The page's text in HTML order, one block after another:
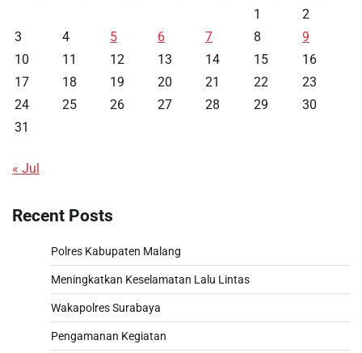
1
2
3
4 5 6 7 8
9
10
11 12 13 14 15
16
17
18 19 20 21 22
23
24
25 26 27 28 29
30
31
« Jul
Recent Posts
Polres Kabupaten Malang
Meningkatkan Keselamatan Lalu Lintas
Wakapolres Surabaya
Pengamanan Kegiatan